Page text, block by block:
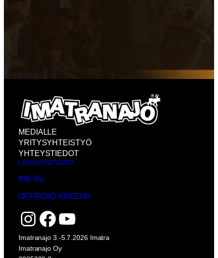
MEDIALLE
YRITYSYHTEISTYÖ
YHTEYSTIEDOT
LASKUTUSTIEDOT
IMK Ry
OFFROAD AREENA
InstagramFacebook YouTube
Imatranajo 3.-5.7.2026 Imatra
Imatranajo Oy